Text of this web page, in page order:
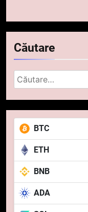
Căutare
Caută
după:
BTC
ETH
BNB
ADA
6